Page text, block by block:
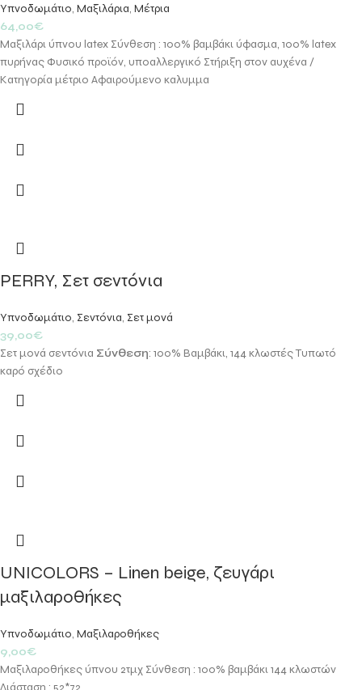
Υπνοδωμάτιο, Μαξιλάρια, Μέτρια
64,00€
Μαξιλάρι ύπνου latex Σύνθεση : 100% βαμβάκι ύφασμα, 100% latex
πυρήνας Φυσικό προϊόν, υποαλλεργικό Στήριξη στον αυχένα /
Κατηγορία μέτριο Αφαιρούμενο καλυμμα
PERRY, Σετ σεντόνια
Υπνοδωμάτιο, Σεντόνια, Σετ μονά
39,00€
Σετ μονά σεντόνια Σύνθεση: 100% Βαμβάκι, 144 κλωστές Τυπωτό
καρό σχέδιο
UNICOLORS – Linen beige, ζευγάρι
μαξιλαροθήκες
Υπνοδωμάτιο, Μαξιλαροθήκες
9,00€
Μαξιλαροθήκες ύπνου 2τμχ Σύνθεση : 100% βαμβάκι 144 κλωστών
Διάσταση : 52*72